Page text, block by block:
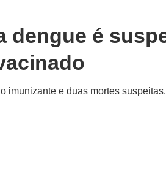
dengue é
imunizante e duas mortes